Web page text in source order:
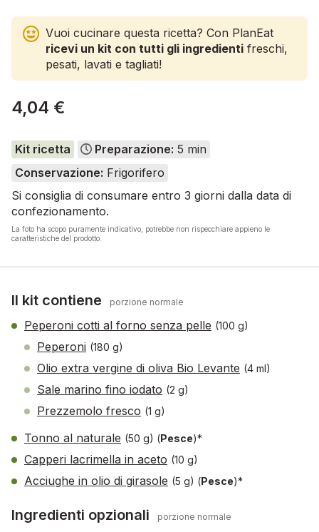
Vuoi cucinare questa ricetta? Con PlanEat
ricevi un kit con tutti gli ingredienti freschi,
pesati, lavati e tagliati!
4,04 €
Kit ricetta Preparazione: 5 min
Conservazione: Frigorifero
Si consiglia di consumare entro 3 giorni dalla data di
confezionamento.
La foto ha scopo puramente indicativo, potrebbe non rispecchiare appieno le
caratteristiche del prodotto.
Il kit contiene porzione normale
Peperoni cotti al forno senza pelle (100 g)
Peperoni (180 g)
Olio extra vergine di oliva Bio Levante (4 ml)
Sale marino fino iodato (2 g)
Prezzemolo fresco (1 g)
Tonno al naturale (50 g) (Pesce)*
Capperi lacrimella in aceto (10 g)
Acciughe in olio di girasole (5 g) (Pesce)*
Ingredienti opzionali porzione normale